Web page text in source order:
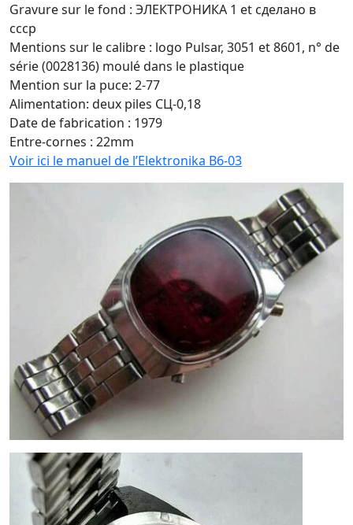
Gravure sur le fond : ЭЛЕКТРОНИКА 1 et cделано в
cccp
Mentions sur le calibre : logo Pulsar, 3051 et 8601, n° de
série (0028136) moulé dans le plastique
Mention sur la puce: 2-77
Alimentation: deux piles СЦ-0,18
Date de fabrication : 1979
Entre-cornes : 22mm
Voir ici le manuel de l’Elektronika B6-03